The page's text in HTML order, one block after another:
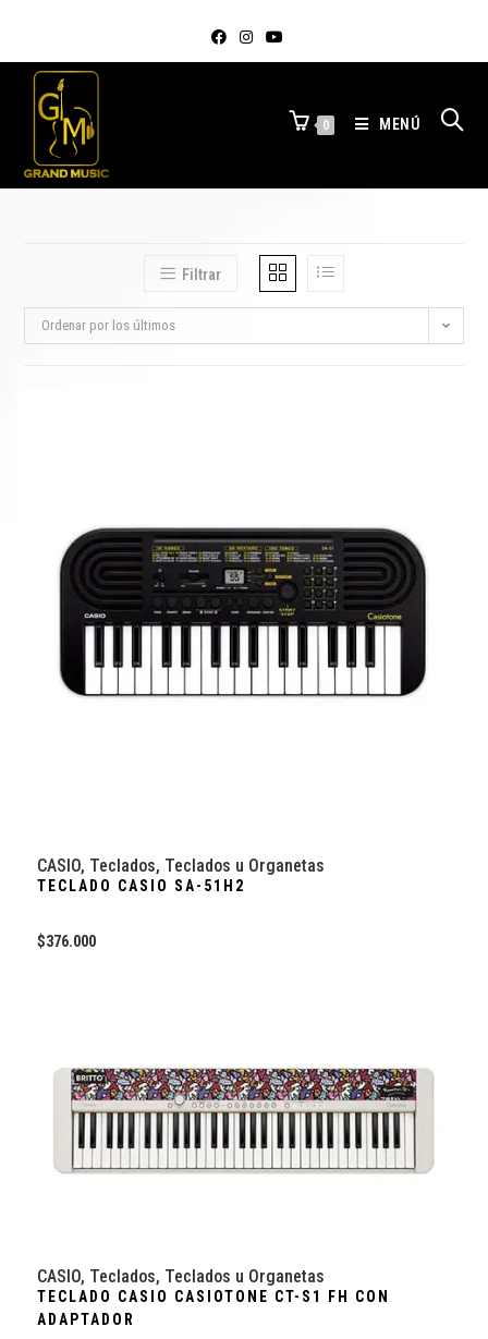
0 MENÚ
Filtrar
Ordenar por los últimos
CASIO, Teclados, Teclados u Organetas
TECLADO CASIO SA-51H2
$376.000
CASIO, Teclados, Teclados u Organetas
TECLADO CASIO CASIOTONE CT-S1 FH CON
ADAPTADOR